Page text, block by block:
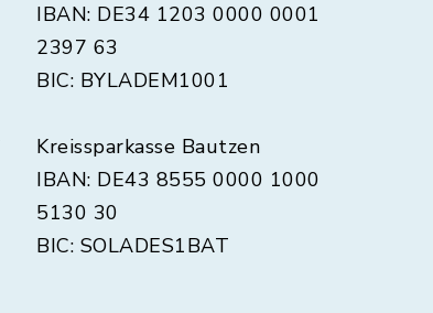
IBAN: DE34 1203 0000 0001
2397 63
BIC: BYLADEM1001
Kreissparkasse Bautzen
IBAN: DE43 8555 0000 1000
5130 30
BIC: SOLADES1BAT